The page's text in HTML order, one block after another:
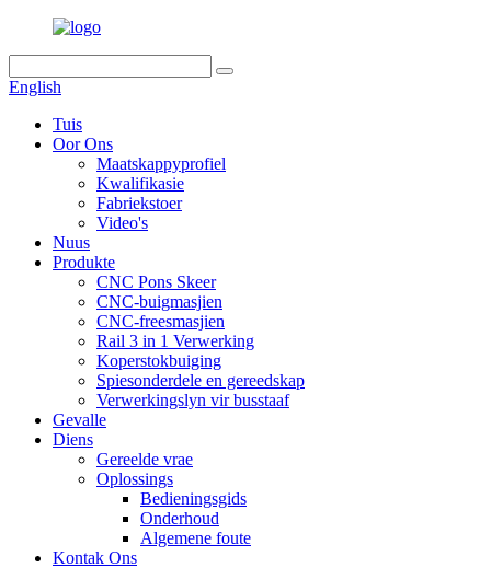
English
Tuis
Oor Ons
Maatskappyprofiel
Kwalifikasie
Fabriekstoer
Video's
Nuus
Produkte
CNC Pons Skeer
CNC-buigmasjien
CNC-freesmasjien
Rail 3 in 1 Verwerking
Koperstokbuiging
Spiesonderdele en gereedskap
Verwerkingslyn vir busstaaf
Gevalle
Diens
Gereelde vrae
Oplossings
Bedieningsgids
Onderhoud
Algemene foute
Kontak Ons